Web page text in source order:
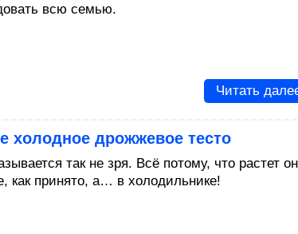
всю семью.
Читать
холодное дрожжевое тесто
так не зря. Всё потому, что растет
как принято, а… в холодильнике!